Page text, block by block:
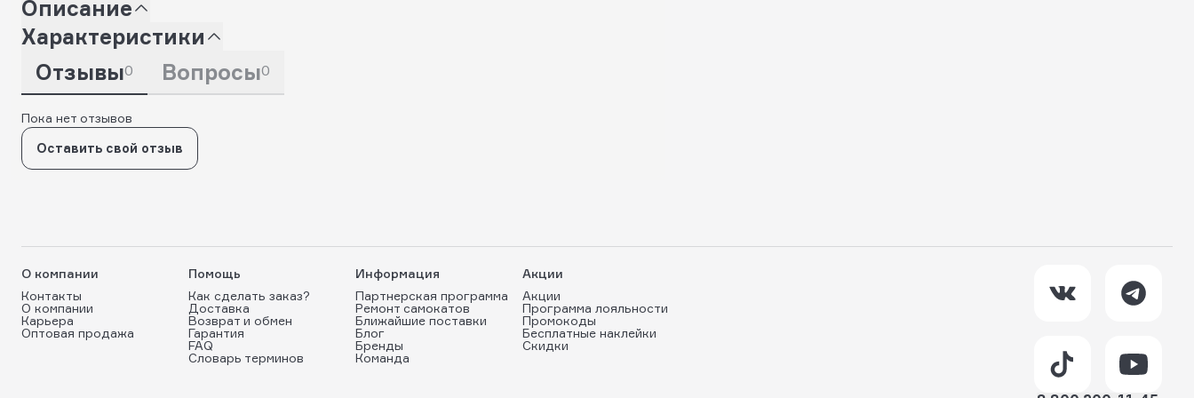
Описание
Характеристики
Отзывы0 Вопросы0
Пока нет отзывов
Оставить свой отзыв
О компании
Контакты
О компании
Карьера
Оптовая продажа
Помощь
Как сделать заказ?
Доставка
Возврат и обмен
Гарантия
FAQ
Словарь терминов
Информация
Партнерская программа
Ремонт самокатов
Ближайшие поставки
Блог
Бренды
Команда
Акции
Акции
Программа лояльности
Промокоды
Бесплатные наклейки
Скидки